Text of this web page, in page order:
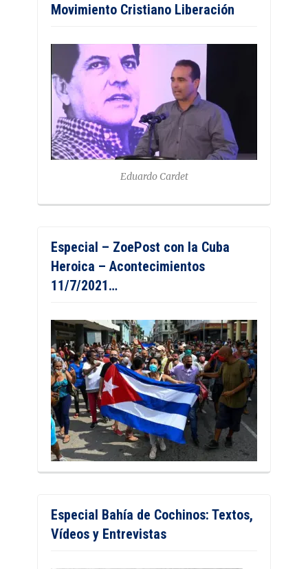
Movimiento Cristiano Liberación
Eduardo Cardet
Especial – ZoePost con la Cuba
Heroica – Acontecimientos
11/7/2021…
Especial Bahía de Cochinos: Textos,
Vídeos y Entrevistas